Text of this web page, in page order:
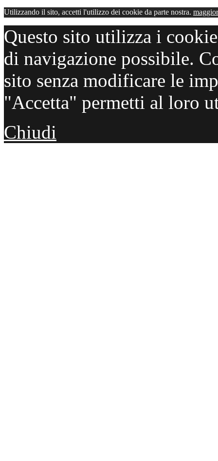
Utilizzando il sito, accetti l'utilizzo dei cookie da parte nostra.
Questo sito utilizza i
di navigazione possibile.
sito senza modificare le
"Accetta" permetti al loro
Chiudi